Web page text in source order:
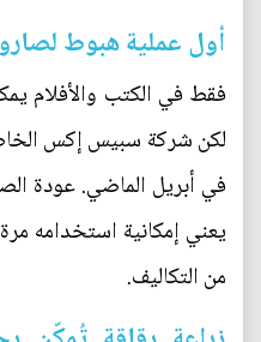
أول عملية هبوط
فقط في الكتب والأفلام
لكن شركة سبيس إكس
في أبريل الماضي. عودة
يعني إمكانية استخدامه
من التكاليف.